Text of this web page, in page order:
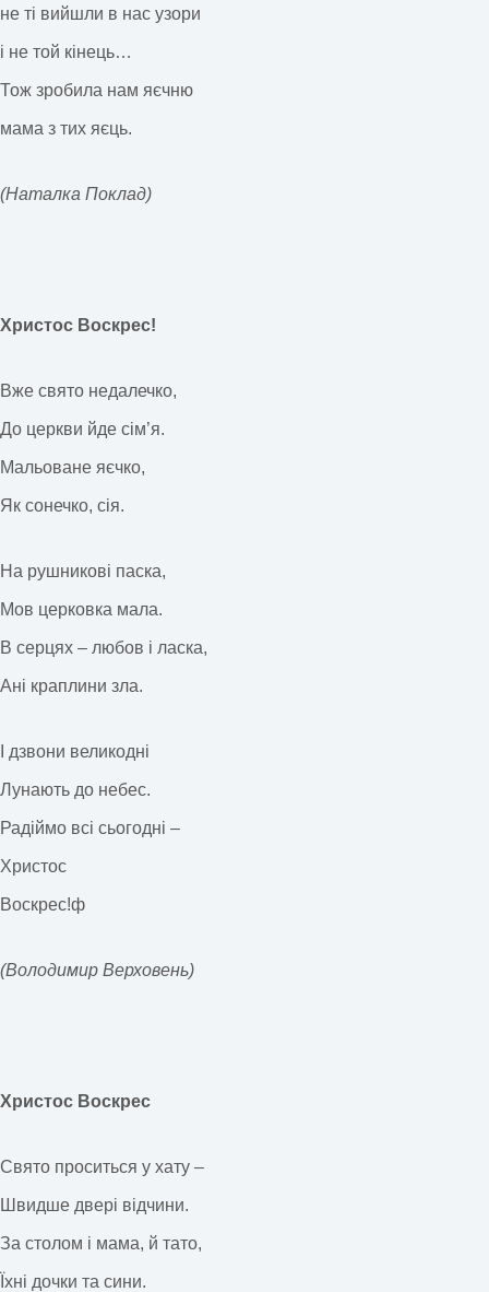
не ті вийшли в нас узори
і не той кінець…
Тож зробила нам яєчню
мама з тих яєць.
(Наталка Поклад)
Христос Воскрес!
Вже свято недалечко,
До церкви йде сім’я.
Мальоване яєчко,
Як сонечко, сія.
На рушникові паска,
Мов церковка мала.
В серцях – любов і ласка,
Ані краплини зла.
І дзвони великодні
Лунають до небес.
Радіймо всі сьогодні –
Христос
Воскрес!ф
(Володимир Верховень)
Христос Воскрес
Свято проситься у хату –
Швидше двері відчини.
За столом і мама, й тато,
Їхні дочки та сини.